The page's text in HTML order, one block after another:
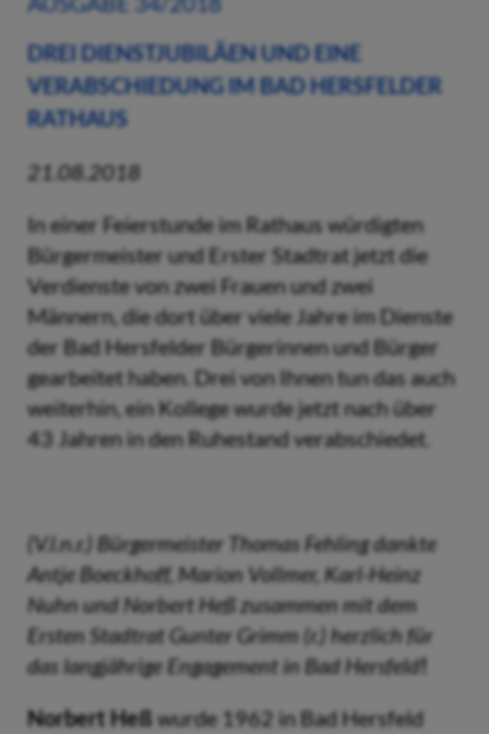
DREI DIENSTJUBILÄEN UND EINE
VERABSCHIEDUNG IM BAD HERSFELDER
RATHAUS
21.08.2018
In einer Feierstunde im Rathaus würdigten
Bürgermeister und Erster Stadtrat jetzt die
Verdienste von zwei Frauen und zwei
Männern, die dort über viele Jahre im Dienste
der Bad Hersfelder Bürgerinnen und Bürger
gearbeitet haben. Drei von Ihnen tun das auch
weiterhin, ein Kollege wurde jetzt nach über
43 Jahren in den Ruhestand verabschiedet.
(V.l.n.r.) Bürgermeister Thomas Fehling dankte
Antje Boeckhoff, Marion Vollmer, Karl-Heinz
Nuhn und Norbert Heß zusammen mit dem
Ersten Stadtrat Gunter Grimm (r.) herzlich für
das langjährige Engagement in Bad Hersfeld!
Norbert Heßwurde 1962 in Bad Hersfeld